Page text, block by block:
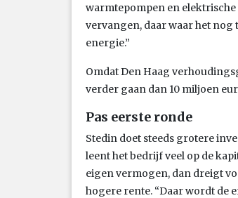
warmtepompen en elektrische
vervangen, daar waar het nog
energie.”
Omdat Den Haag
verder gaan dan 10 miljoen
Pas eerste ronde
Stedin doet steeds grotere
leent het bedrijf veel op de
eigen vermogen, dan dreigt
hogere rente. “Daar wordt de